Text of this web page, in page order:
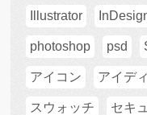
Illustrator
photoshop psd
アイコン アイデ
スウォッチ セキ